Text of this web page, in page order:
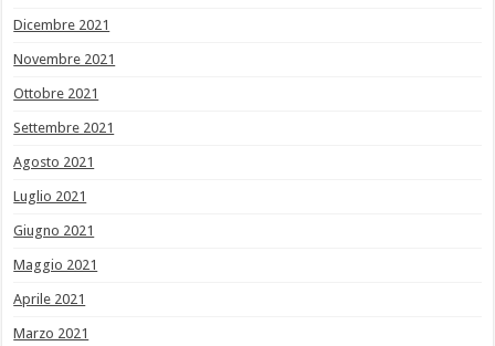
Dicembre 2021
Novembre 2021
Ottobre 2021
Settembre 2021
Agosto 2021
Luglio 2021
Giugno 2021
Maggio 2021
Aprile 2021
Marzo 2021